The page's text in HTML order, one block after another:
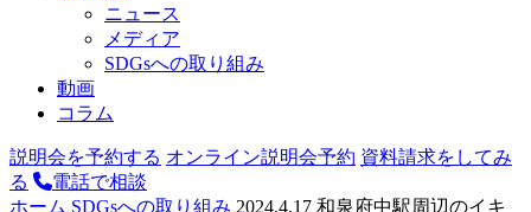
ニュース
メディア
SDGsへの取り組み
動画
コラム
説明会を予約する オンライン説明会予約 資料請求をしてみ
る
電話で相談
ホーム SDGsへの取り組み 2024.4.17 和泉府中駅周辺のイキ